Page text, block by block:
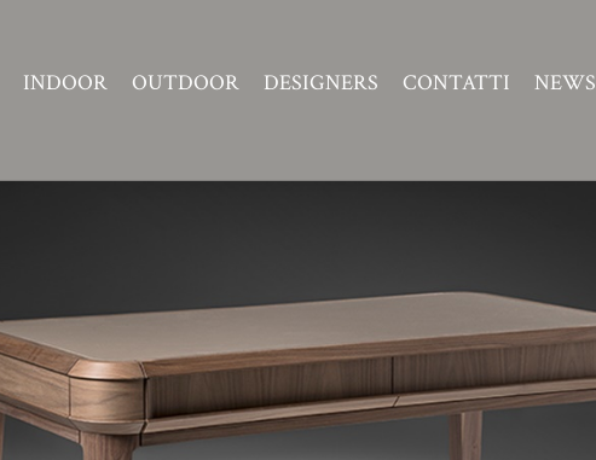
INDOOR OUTDOOR DESIGNERS CONTATTI NEWS